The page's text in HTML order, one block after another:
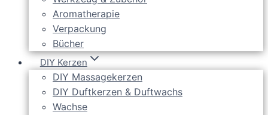
Aromatherapie
Verpackung
Bücher
DIY Kerzen
DIY Massagekerzen
DIY Duftkerzen & Duftwachs
Wachse